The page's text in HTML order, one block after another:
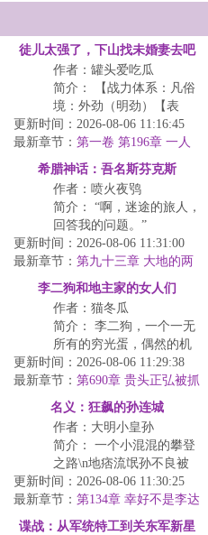
徒儿太强了，下山找未婚妻去吧
作者：罐头爱吃瓜
简介： 【战力体系：凡俗
境：外劲（明劲）【表
情】内劲（暗劲）【表
情】化境（宗师）【表
情】抱丹...
更新时间：2026-08-06 11:16:45
最新章节： 第一卷 第196章 一人
登山，叛众皆伏
希腊神话：吾名斯芬克斯
作者：喷火夜鸮
简介： “啊，迷途的旅人，
回答我的问题。”
“有这样一种生命，早晨...
更新时间：2026-08-06 11:31:00
最新章节： 第九十三章 大地的两
面（求订阅，求月票，求推荐）
李二狗和地主家的女人们
作者：猫冬瓜
简介： 李二狗，一个一无
所有的穷光蛋，偶然的机
会进入地主大院，机缘巧
合下成为地主大院的管
家，...
更新时间：2026-08-06 11:29:38
最新章节： 第690章 贵头正弘被抓
名义：狂飙的孙连城
作者：大明小皇孙
简介： 一个小混混的攀登
之路\n地痞流氓孙不良被
人一板砖干成了名义世界
里正在懒政干部学习班
上...
更新时间：2026-08-06 11:30:25
最新章节： 第134章 幸好不是李达
康
谍战：从军统特工到关东军新星